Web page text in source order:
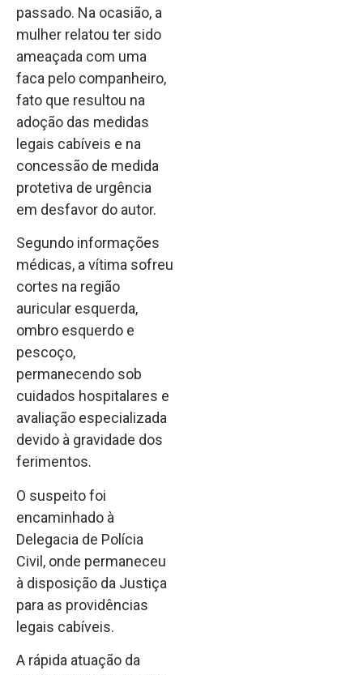
passado. Na ocasião, a
mulher relatou ter sido
ameaçada com uma
faca pelo companheiro,
fato que resultou na
adoção das medidas
legais cabíveis e na
concessão de medida
protetiva de urgência
em desfavor do autor.
Segundo informações
médicas, a vítima sofreu
cortes na região
auricular esquerda,
ombro esquerdo e
pescoço,
permanecendo sob
cuidados hospitalares e
avaliação especializada
devido à gravidade dos
ferimentos.
O suspeito foi
encaminhado à
Delegacia de Polícia
Civil, onde permaneceu
à disposição da Justiça
para as providências
legais cabíveis.
A rápida atuação da